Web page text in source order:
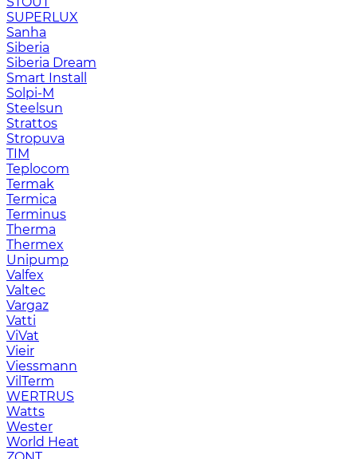
SUPERLUX
Sanha
Siberia
Siberia Dream
Smart Install
Solpi-M
Steelsun
Strattos
Stropuva
TIM
Teplocom
Termak
Termica
Terminus
Therma
Thermex
Unipump
Valfex
Valtec
Vargaz
Vatti
ViVat
Vieir
Viessmann
VilTerm
WERTRUS
Watts
Wester
World Heat